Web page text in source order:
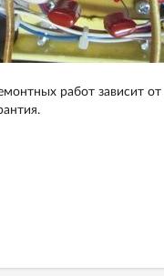
работ зависит